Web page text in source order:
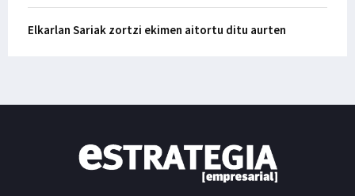
Elkarlan Sariak zortzi ekimen aitortu ditu aurten